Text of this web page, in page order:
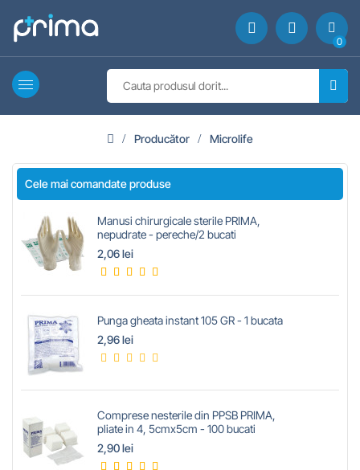
0
Producător Microlife
Cele mai comandate produse
Manusi chirurgicale sterile PRIMA,
nepudrate - pereche/2 bucati
2,06 lei
Punga gheata instant 105 GR - 1 bucata
2,96 lei
Comprese nesterile din PPSB PRIMA,
pliate in 4, 5cmx5cm - 100 bucati
2,90 lei